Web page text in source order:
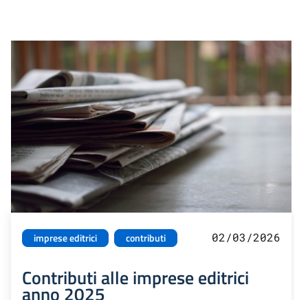
imprese editrici contributi 02/03/2026
Contributi alle imprese editrici
anno 2025